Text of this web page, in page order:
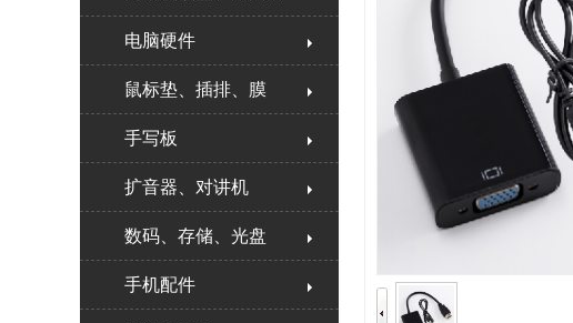
电脑硬件
鼠标垫、插排、膜
手写板
扩音器、对讲机
数码、存储、光盘
手机配件